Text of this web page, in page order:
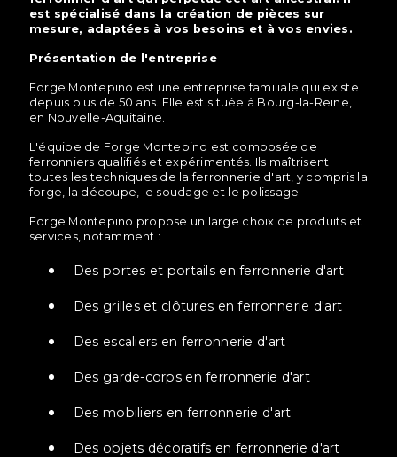
est spécialisé dans la création de pièces sur
mesure, adaptées à vos besoins et à vos envies.
Présentation de l'entreprise
Forge Montepino est une entreprise familiale qui existe
depuis plus de 50 ans. Elle est située à Bourg-la-Reine,
en Nouvelle-Aquitaine.
L'équipe de Forge Montepino est composée de
ferronniers qualifiés et expérimentés. Ils maîtrisent
toutes les techniques de la ferronnerie d'art, y compris la
forge, la découpe, le soudage et le polissage.
Forge Montepino propose un large choix de produits et
services, notamment :
Des portes et portails en ferronnerie d'art
Des grilles et clôtures en ferronnerie d'art
Des escaliers en ferronnerie d'art
Des garde-corps en ferronnerie d'art
Des mobiliers en ferronnerie d'art
Des objets décoratifs en ferronnerie d'art